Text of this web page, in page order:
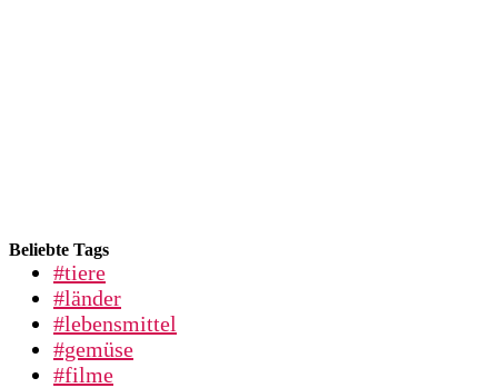
Beliebte Tags
#tiere
#länder
#lebensmittel
#gemüse
#filme